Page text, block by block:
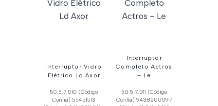
Interruptor Vidro
Elétrico Ld Axor
50.5.7.010 (Código
Confia) 55451513
Interruptor
Completo Actros
– Le
50.5.7.011 (Código
Confia) 9438200097